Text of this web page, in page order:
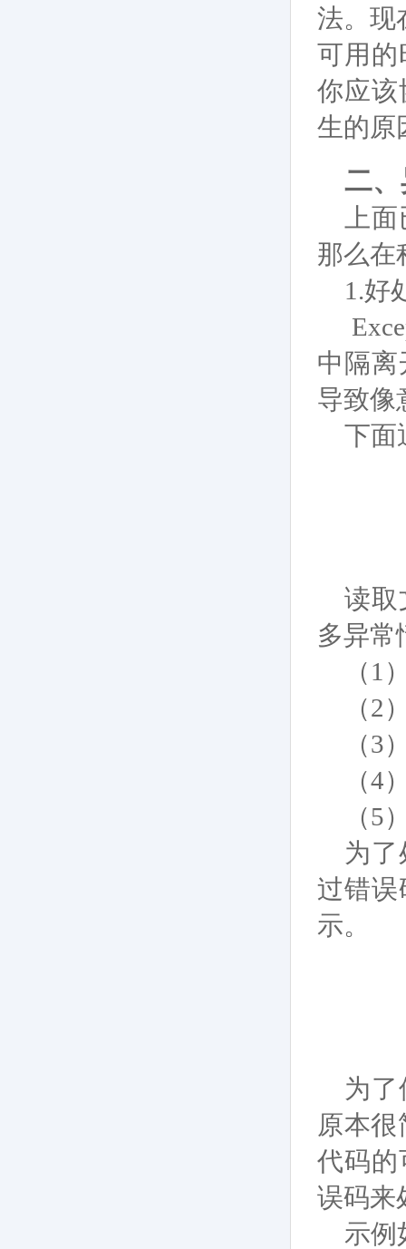
法。现
可用的
你应该
生的原
二
上
那么在
1.好
中隔
导致像
下面
读取
多异常
（1
（2
（3
（4
（5
为
过错误
示。
为
原本
代码的
误码来
示例